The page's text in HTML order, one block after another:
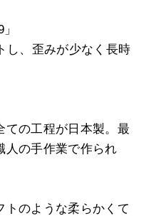
し、歪みが少なく長時
ての工程が日本製。最
人の手作業で作られ
トのような柔らかくて